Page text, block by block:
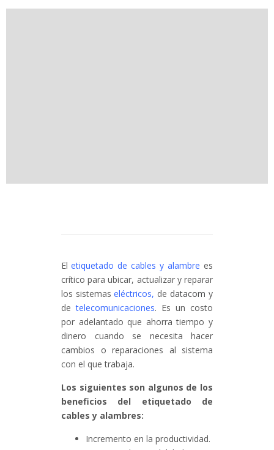
El etiquetado de cables y alambre es
crítico para ubicar, actualizar y reparar
los sistemas eléctricos, de datacom y
detelecomunicaciones. Es un costo
por adelantado que ahorra tiempo y
dinero cuando se necesita hacer
cambios o reparaciones al sistema
con el que trabaja.
Los siguientes son algunos de los
beneficios del etiquetado de
cables y alambres:
Incremento en la productividad.